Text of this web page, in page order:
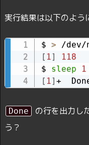
実行結果は以下のよう
$ > /
[ 1]
118
$ sleep 1
[ 1] +
Done
の行を出力し
う？